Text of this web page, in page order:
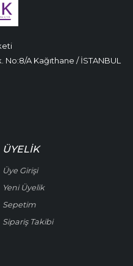
A Kağıthane / İSTANBUL
ÜYELIK
Üye Girişi
Yeni Üyelik
Sepetim
Sipariş Takibi